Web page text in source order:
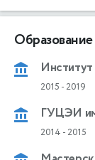
Образование
2015 - 2019
ГУЦЭИ
2014 - 2015